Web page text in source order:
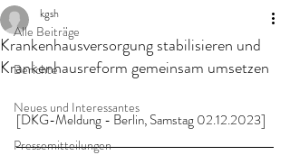
Alle Beiträge
Berichte
Neues und Interessantes
Pressemitteilungen
Krankenhausversorgung stabilisieren und
Krankenhausreform gemeinsam umsetzen
kgsh
[DKG-Meldung - Berlin, Samstag 02.12.2023]